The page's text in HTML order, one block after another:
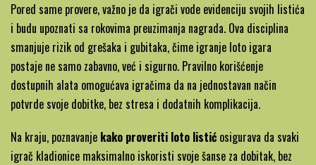
Pored same provere, važno je da igrači vode evidenciju svojih listića
i budu upoznati sa rokovima preuzimanja nagrada. Ova disciplina
smanjuje rizik od grešaka i gubitaka, čime igranje loto igara
postaje ne samo zabavno, već i sigurno. Pravilno korišćenje
dostupnih alata omogućava igračima da na jednostavan način
potvrde svoje dobitke, bez stresa i dodatnih komplikacija.
Na kraju, poznavanje kako proveriti loto listić osigurava da svaki
igrač kladionice maksimalno iskoristi svoje šanse za dobitak, bez